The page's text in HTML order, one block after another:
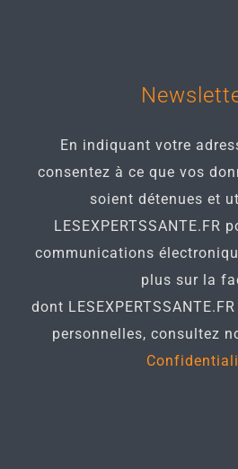
En indiquant votre
consentez à ce que vos
soient détenues et
LESEXPERTSSANTE.FR
communications
plus sur la
dont
personnelles, consultez